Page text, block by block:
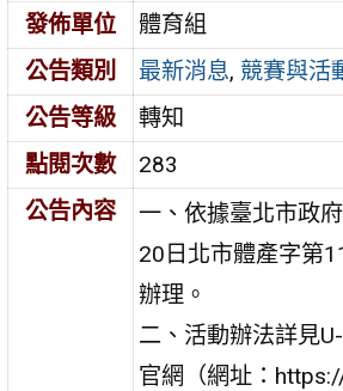
發佈單位
體育組
公告類別
最新消息, 競賽與活
公告等級
轉知
點閱次數
283
公告內容
一、依據臺北市政
20日北市體產字第
辦理。
二、活動辦法詳見
官網（網址：